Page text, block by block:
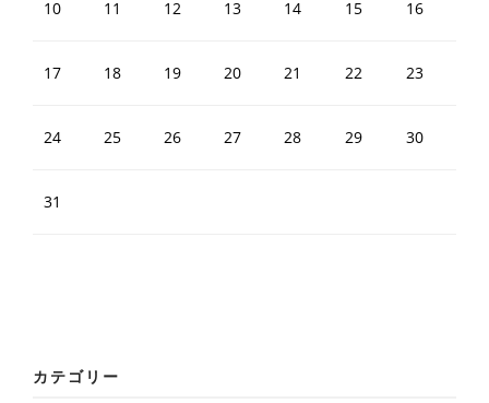
10 11 12 13 14 15 16
17 18 19 20 21 22 23
24 25 26 27 28 29 30
31
カテゴリー